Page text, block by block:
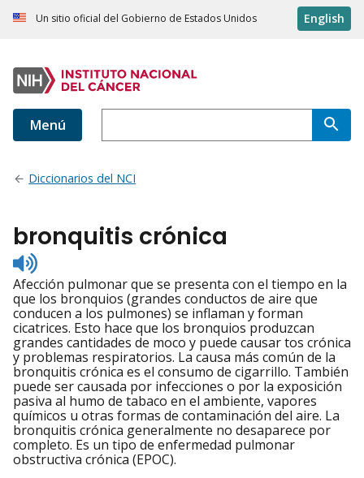
Un sitio oficial del Gobierno de Estados Unidos English
Menú
Diccionarios del NCI
bronquitis crónica
Listen
to
pronunciation
Afección pulmonar que se presenta con el tiempo en la
que los bronquios (grandes conductos de aire que
conducen a los pulmones) se inflaman y forman
cicatrices. Esto hace que los bronquios produzcan
grandes cantidades de moco y puede causar tos crónica
y problemas respiratorios. La causa más común de la
bronquitis crónica es el consumo de cigarrillo. También
puede ser causada por infecciones o por la exposición
pasiva al humo de tabaco en el ambiente, vapores
químicos u otras formas de contaminación del aire. La
bronquitis crónica generalmente no desaparece por
completo. Es un tipo de enfermedad pulmonar
obstructiva crónica (EPOC).